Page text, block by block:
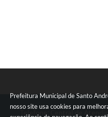
Prefeitura Municipal de Santo
nosso site usa cookies para
Telefone: Central de